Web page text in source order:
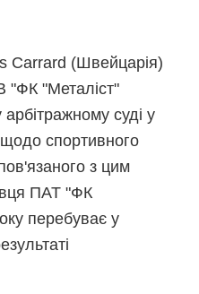
Carrard (Швейцарія)
"ФК "Металіст"
суді у
спортивного
з цим
ПАТ "ФК
перебуває у